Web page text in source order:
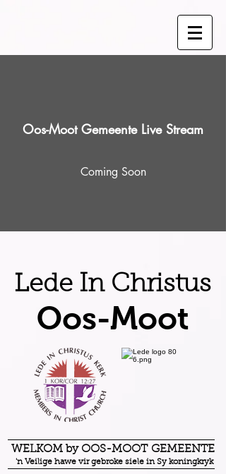
Oos-Moot Gemeente Live Stream
Coming Soon
Lede In Christus
Oos-Moot
WELKOM by OOS-MOOT GEMEENTE
'n Veilige hawe vir gebroke siele in Sy koningkryk